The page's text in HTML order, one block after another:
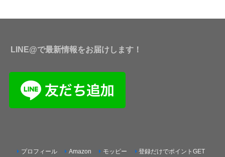
LINE@で最新情報をお届けします！
プロフィール Amazon モッピー 登録だけでポイントGET